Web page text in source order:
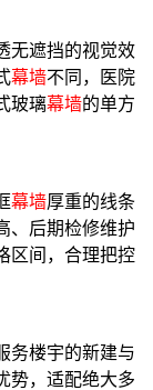
无遮挡的视觉效
幕墙不同，医院
玻璃幕墙的单方
幕墙厚重的线条
、后期检修维护
区间，合理把控
务楼宇的新建与
势，适配绝大多